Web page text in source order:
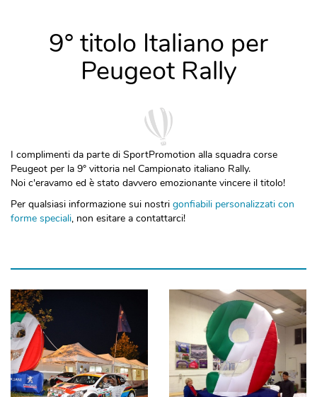
9° titolo Italiano per
Peugeot Rally
I complimenti da parte di SportPromotion alla squadra corse
Peugeot per la 9° vittoria nel Campionato italiano Rally.
Noi c'eravamo ed è stato davvero emozionante vincere il titolo!
Per qualsiasi informazione sui nostri gonfiabili personalizzati con
forme speciali, non esitare a contattarci!